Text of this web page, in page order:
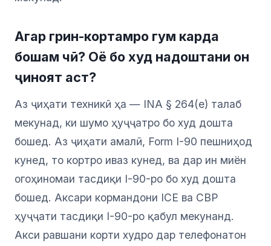
Агар грин-кортамро гум карда
бошам чӣ? Оё бо худ надоштани он
ҷиноят аст?
Аз ҷиҳати техникӣ ҳа — INA § 264(e) талаб
мекунад, ки шумо ҳуҷҷатро бо худ дошта
бошед. Аз ҷиҳати амалӣ, Form I-90 пешниҳод
кунед, то кортро иваз кунед, ва дар ин миён
огоҳиномаи тасдиқи I-90-ро бо худ дошта
бошед. Аксари кормандони ICE ва CBP
ҳуҷҷати тасдиқи I-90-ро қабул мекунанд.
Акси равшани корти худро дар телефонатон